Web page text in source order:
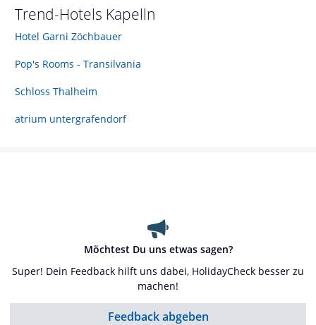
Trend-Hotels Kapelln
Hotel Garni Zöchbauer
Pop's Rooms - Transilvania
Schloss Thalheim
atrium untergrafendorf
Möchtest Du uns etwas sagen?
Super! Dein Feedback hilft uns dabei, HolidayCheck besser zu
machen!
Feedback abgeben